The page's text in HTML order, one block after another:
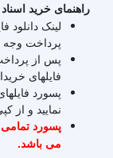
راهنمای خرید
لینک دانلود
پرداخت وجه
پس از
فایلهای
پسورد
نمایید و از
می باشد.